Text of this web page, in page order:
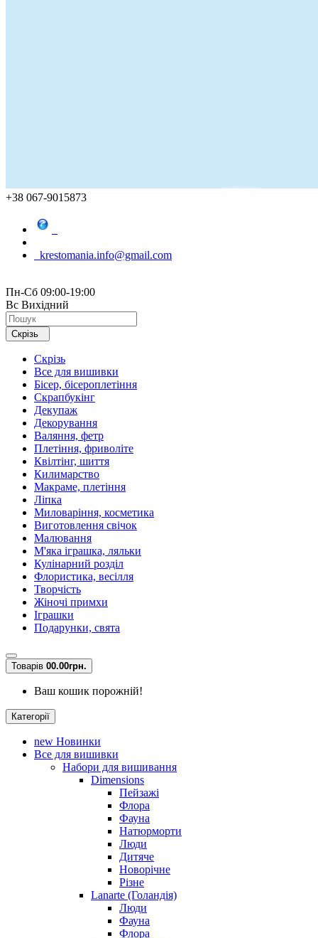
+38 067-9015873
krestomania.info@gmail.com
Пн-Сб 09:00-19:00
Вс Вихідний
Скрізь
Скрізь
Все для вишивки
Бісер, бісероплетіння
Скрапбукінг
Декупаж
Декорування
Валяння, фетр
Плетіння, фриволіте
Квілтінг, шиття
Килимарство
Макраме, плетіння
Ліпка
Миловаріння, косметика
Виготовлення свічок
Малювання
М'яка іграшка, ляльки
Кулінарний розділ
Флористика, весілля
Творчість
Жіночі примхи
Іграшки
Подарунки, свята
Товарів 00.00грн.
Ваш кошик порожній!
Категорії
new Новинки
Все для вишивки
Набори для вишивання
Dimensions
Пейзажі
Флора
Фауна
Натюрморти
Люди
Дитяче
Новорічне
Різне
Lanarte (Голандія)
Люди
Фауна
Флора